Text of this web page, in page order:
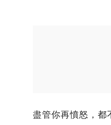
盡管你再憤怒，都